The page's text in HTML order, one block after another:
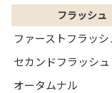
フラッシュ
ファーストフラッシ
セカンドフラッシュ
オータムナル